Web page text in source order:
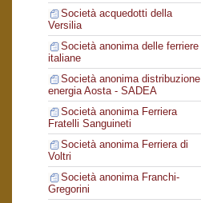
Società acquedotti della
Versilia
Società anonima delle ferriere
italiane
Società anonima distribuzione
energia Aosta - SADEA
Società anonima Ferriera
Fratelli Sanguineti
Società anonima Ferriera di
Voltri
Società anonima Franchi-
Gregorini